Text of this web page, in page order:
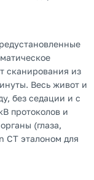
сканирования из
Весь живот и
без седации и с
протоколов и
(глаза,
CT эталоном для